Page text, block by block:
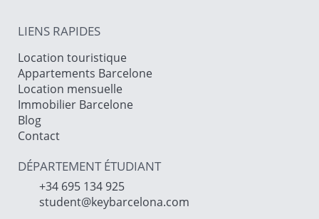
LIENS RAPIDES
Location touristique
Appartements Barcelone
Location mensuelle
Immobilier Barcelone
Blog
Contact
DÉPARTEMENT ÉTUDIANT
+34 695 134 925
student@keybarcelona.com